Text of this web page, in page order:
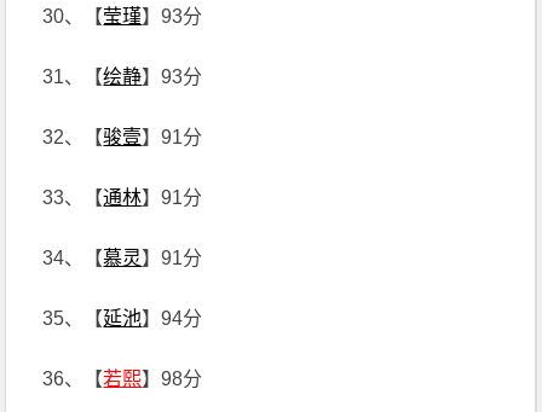
30、【莹瑾】93分
31、【绘静】93分
32、【骏壹】91分
33、【通林】91分
34、【慕灵】91分
35、【延池】94分
36、【若熙】98分